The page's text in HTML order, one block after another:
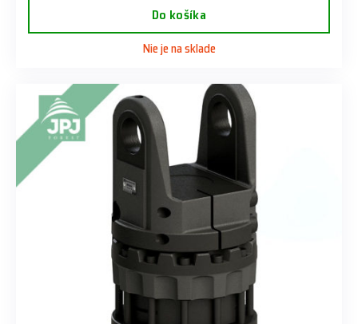
Do košíka
Nie je na sklade